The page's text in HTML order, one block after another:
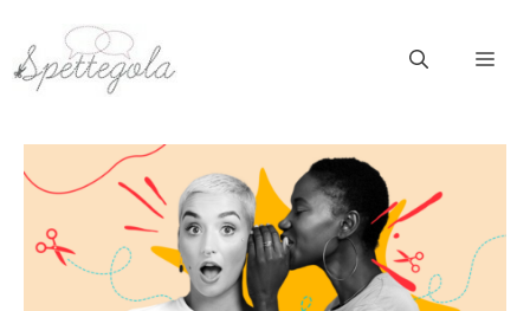
contenuto